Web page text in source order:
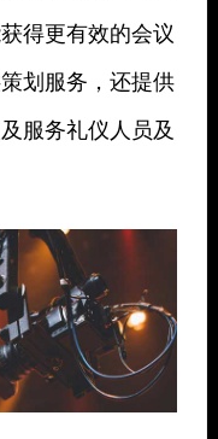
得更有效的会议
划服务，还提供
服务礼仪人员及